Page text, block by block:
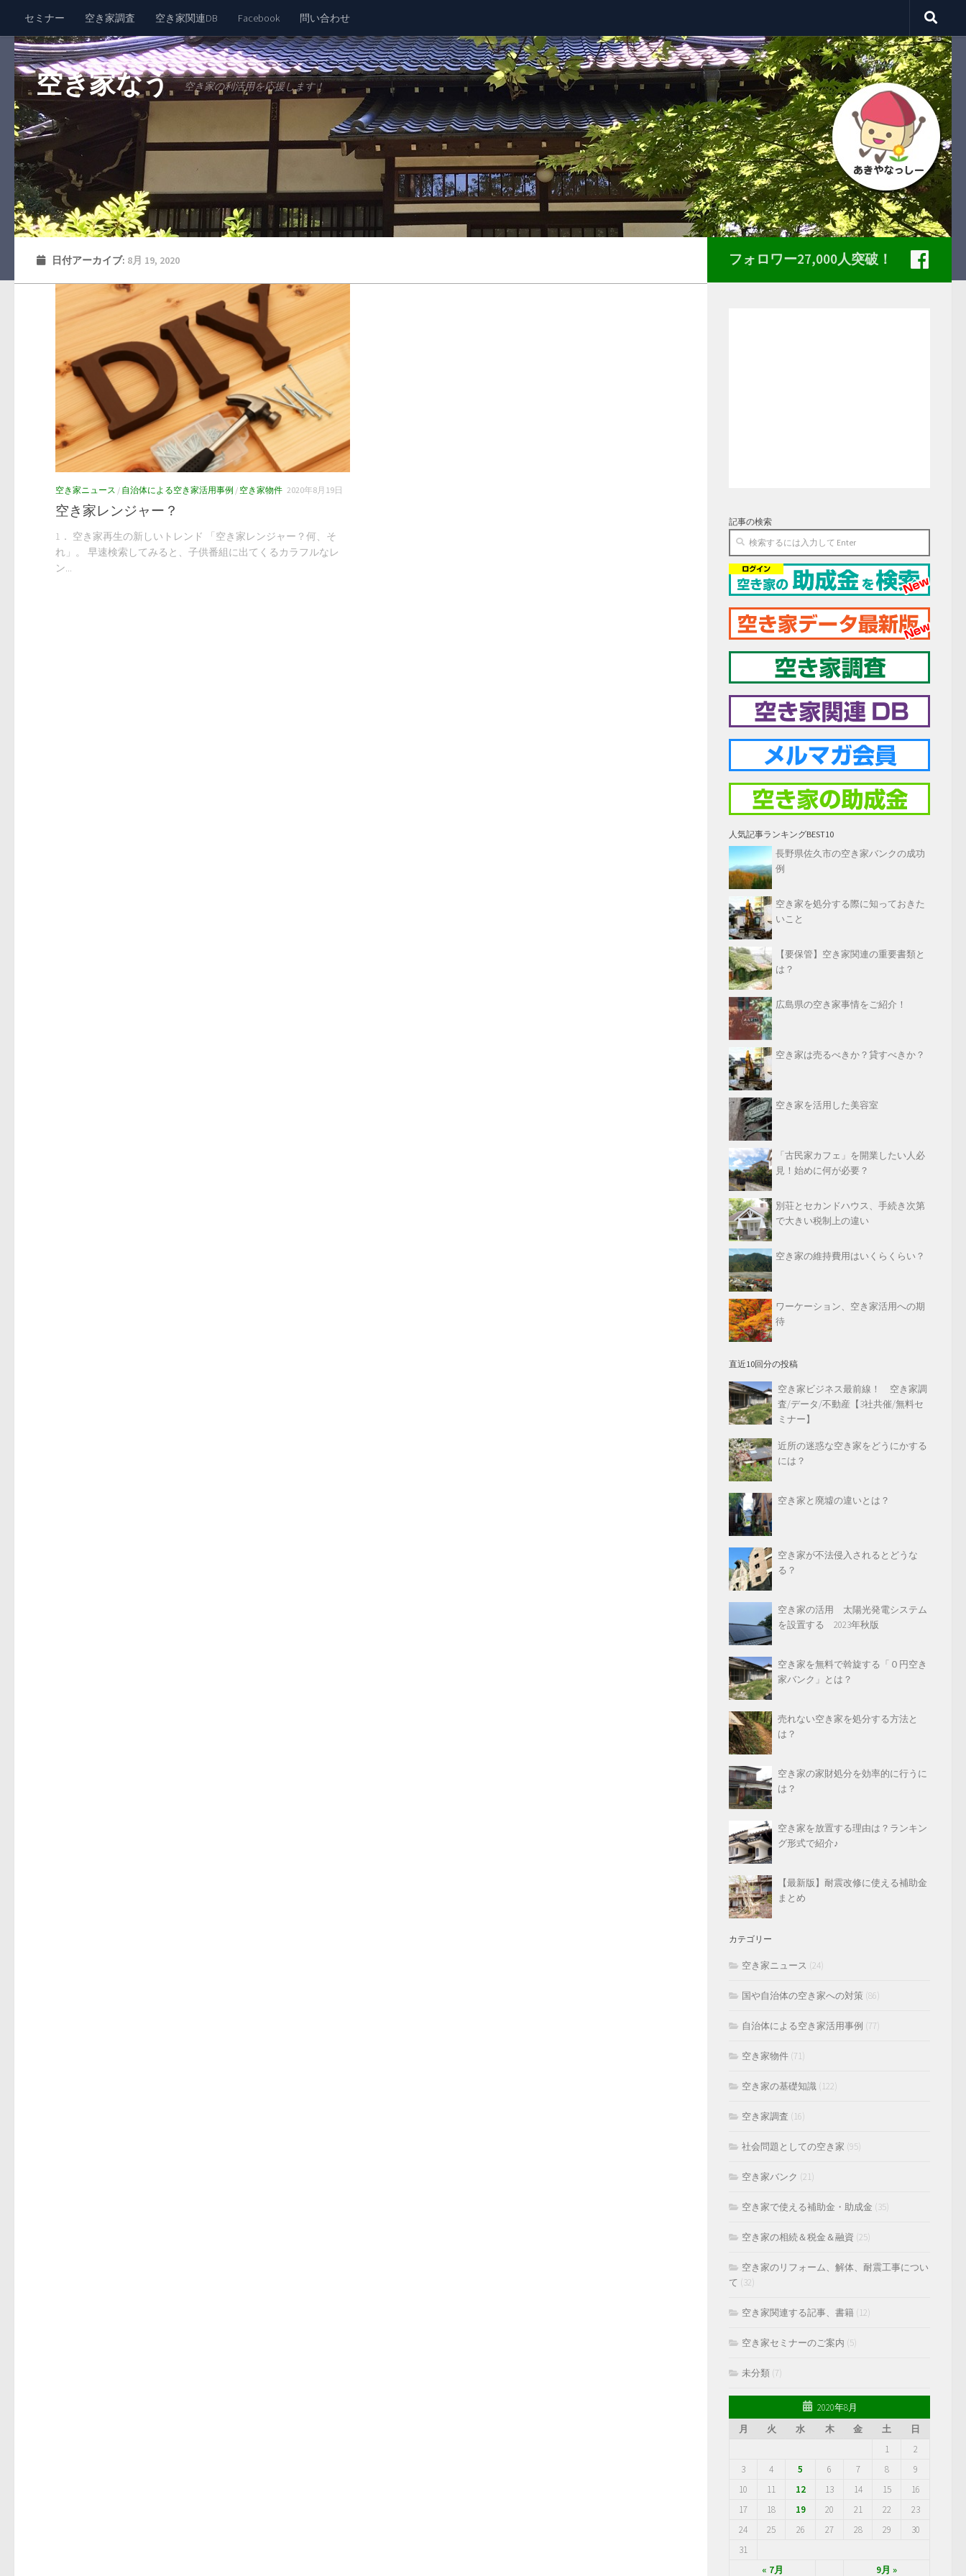
セミナー 空き家調査 空き家関連DB Facebook 問い合わせ
空き家なう 空き家の利活用を応援します！
日付アーカイブ: 8月 19, 2020
空き家ニュース / 自治体による空き家活用事例 / 空き家物件 2020年8月19日
空き家レンジャー？
1． 空き家再生の新しいトレンド 「空き家レンジャー？何、そ
れ」。 早速検索してみると、子供番組に出てくるカラフルなレ
ン...
フォロワー27,000人突破！
記事の検索
人気記事ランキングBEST10
長野県佐久市の空き家バンクの成功
例
空き家を処分する際に知っておきた
いこと
【要保管】空き家関連の重要書類と
は？
広島県の空き家事情をご紹介！
空き家は売るべきか？貸すべきか？
空き家を活用した美容室
「古民家カフェ」を開業したい人必
見！始めに何が必要？
別荘とセカンドハウス、手続き次第
で大きい税制上の違い
空き家の維持費用はいくらくらい？
ワーケーション、空き家活用への期
待
直近10回分の投稿
空き家ビジネス最前線！ 空き家調
査/データ/不動産【3社共催/無料セ
ミナー】
近所の迷惑な空き家をどうにかする
には？
空き家と廃墟の違いとは？
空き家が不法侵入されるとどうな
る？
空き家の活用 太陽光発電システム
を設置する 2023年秋版
空き家を無料で斡旋する「０円空き
家バンク」とは？
売れない空き家を処分する方法と
は？
空き家の家財処分を効率的に行うに
は？
空き家を放置する理由は？ランキン
グ形式で紹介♪
【最新版】耐震改修に使える補助金
まとめ
カテゴリー
空き家ニュース (24)
国や自治体の空き家への対策 (86)
自治体による空き家活用事例 (77)
空き家物件 (71)
空き家の基礎知識 (122)
空き家調査 (16)
社会問題としての空き家 (95)
空き家バンク (21)
空き家で使える補助金・助成金 (35)
空き家の相続＆税金＆融資 (25)
空き家のリフォーム、解体、耐震工事につい
て (32)
空き家関連する記事、書籍 (12)
空き家セミナーのご案内 (5)
未分類 (7)
2020年8月
月
火 水 木 金 土 日
« 7月 9月 »
1
2
3
4 5 6 7 8
9
10
11 12 13 14 15
16
17
18 19 20 21 22
23
24
25 26 27 28 29
30
31